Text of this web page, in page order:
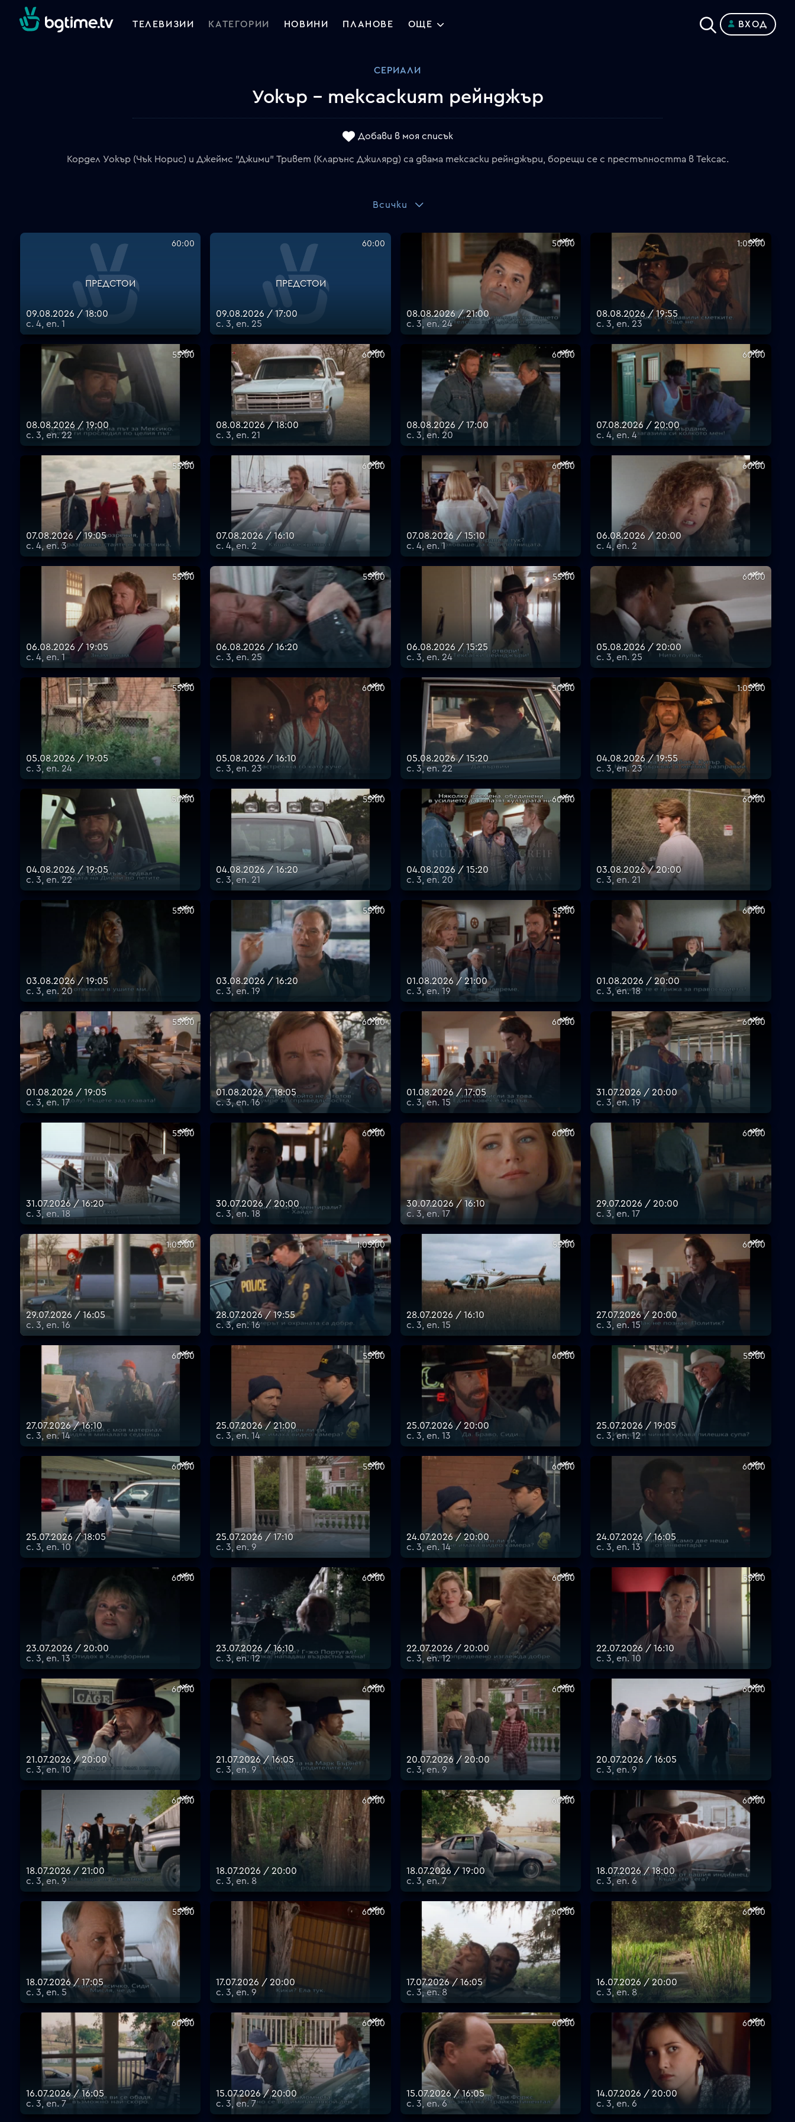
ТЕЛЕВИЗИИ КАТЕГОРИИ НОВИНИ ПЛАНОВЕ ОЩЕ ВХОД
СЕРИАЛИ
Уокър - тексаският рейнджър
Добави в моя списък
Кордел Уокър (Чък Норис) и Джеймс "Джими" Тривет (Кларънс Джилярд) са двама тексаски рейнджъри, борещи се с престъпността в Тексас.
Всички
ПРЕДСТОИ
60:00
09.08.2026 / 18:00
с. 4, еп. 1
ПРЕДСТОИ
60:00
09.08.2026 / 17:00
с. 3, еп. 25
50:00
08.08.2026 / 21:00
с. 3, еп. 24
1:05:00
08.08.2026 / 19:55
с. 3, еп. 23
55:00
08.08.2026 / 19:00
с. 3, еп. 22
60:00
08.08.2026 / 18:00
с. 3, еп. 21
60:00
08.08.2026 / 17:00
с. 3, еп. 20
60:00
07.08.2026 / 20:00
с. 4, еп. 4
55:00
07.08.2026 / 19:05
с. 4, еп. 3
60:00
07.08.2026 / 16:10
с. 4, еп. 2
60:00
07.08.2026 / 15:10
с. 4, еп. 1
60:00
06.08.2026 / 20:00
с. 4, еп. 2
55:00
06.08.2026 / 19:05
с. 4, еп. 1
55:00
06.08.2026 / 16:20
с. 3, еп. 25
55:00
06.08.2026 / 15:25
с. 3, еп. 24
60:00
05.08.2026 / 20:00
с. 3, еп. 25
55:00
05.08.2026 / 19:05
с. 3, еп. 24
60:00
05.08.2026 / 16:10
с. 3, еп. 23
50:00
05.08.2026 / 15:20
с. 3, еп. 22
1:05:00
04.08.2026 / 19:55
с. 3, еп. 23
50:00
04.08.2026 / 19:05
с. 3, еп. 22
55:00
04.08.2026 / 16:20
с. 3, еп. 21
60:00
04.08.2026 / 15:20
с. 3, еп. 20
60:00
03.08.2026 / 20:00
с. 3, еп. 21
55:00
03.08.2026 / 19:05
с. 3, еп. 20
55:00
03.08.2026 / 16:20
с. 3, еп. 19
55:00
01.08.2026 / 21:00
с. 3, еп. 19
60:00
01.08.2026 / 20:00
с. 3, еп. 18
55:00
01.08.2026 / 19:05
с. 3, еп. 17
60:00
01.08.2026 / 18:05
с. 3, еп. 16
60:00
01.08.2026 / 17:05
с. 3, еп. 15
60:00
31.07.2026 / 20:00
с. 3, еп. 19
55:00
31.07.2026 / 16:20
с. 3, еп. 18
60:00
30.07.2026 / 20:00
с. 3, еп. 18
60:00
30.07.2026 / 16:10
с. 3, еп. 17
60:00
29.07.2026 / 20:00
с. 3, еп. 17
1:05:00
29.07.2026 / 16:05
с. 3, еп. 16
1:05:00
28.07.2026 / 19:55
с. 3, еп. 16
55:00
28.07.2026 / 16:10
с. 3, еп. 15
60:00
27.07.2026 / 20:00
с. 3, еп. 15
60:00
27.07.2026 / 16:10
с. 3, еп. 14
55:00
25.07.2026 / 21:00
с. 3, еп. 14
60:00
25.07.2026 / 20:00
с. 3, еп. 13
55:00
25.07.2026 / 19:05
с. 3, еп. 12
60:00
25.07.2026 / 18:05
с. 3, еп. 10
55:00
25.07.2026 / 17:10
с. 3, еп. 9
60:00
24.07.2026 / 20:00
с. 3, еп. 14
60:00
24.07.2026 / 16:05
с. 3, еп. 13
60:00
23.07.2026 / 20:00
с. 3, еп. 13
60:00
23.07.2026 / 16:10
с. 3, еп. 12
60:00
22.07.2026 / 20:00
с. 3, еп. 12
55:00
22.07.2026 / 16:10
с. 3, еп. 10
60:00
21.07.2026 / 20:00
с. 3, еп. 10
60:00
21.07.2026 / 16:05
с. 3, еп. 9
60:00
20.07.2026 / 20:00
с. 3, еп. 9
60:00
20.07.2026 / 16:05
с. 3, еп. 9
60:00
18.07.2026 / 21:00
с. 3, еп. 9
60:00
18.07.2026 / 20:00
с. 3, еп. 8
60:00
18.07.2026 / 19:00
с. 3, еп. 7
60:00
18.07.2026 / 18:00
с. 3, еп. 6
55:00
18.07.2026 / 17:05
с. 3, еп. 5
60:00
17.07.2026 / 20:00
с. 3, еп. 9
60:00
17.07.2026 / 16:05
с. 3, еп. 8
60:00
16.07.2026 / 20:00
с. 3, еп. 8
60:00
16.07.2026 / 16:05
с. 3, еп. 7
60:00
15.07.2026 / 20:00
с. 3, еп. 7
60:00
15.07.2026 / 16:05
с. 3, еп. 6
60:00
14.07.2026 / 20:00
с. 3, еп. 6